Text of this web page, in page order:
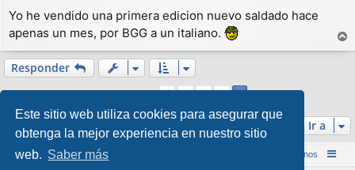
Este sitio web utiliza cookies para asegurar que
obtenga la mejor experiencia en nuestro sitio
web. Saber más
n
s
j
e
Yo he vendido una primera edicion nuevo saldado hace
apenas un mes, por BGG a un italiano.
r
Responder
Anterior
1 2 3 4
Ir a
Inicio (Web) Foro Punta de Lanza Wargames Contáctenos